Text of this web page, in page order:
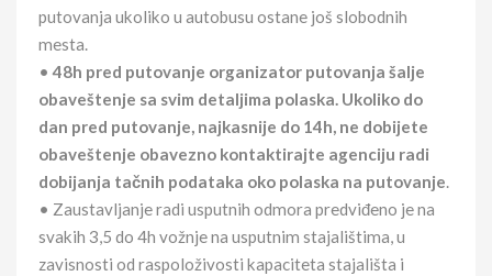
putovanja ukoliko u autobusu ostane još slobodnih
mesta.
•48h pred putovanje organizator putovanja šalje
obaveštenje sa svim detaljima polaska. Ukoliko do
dan pred putovanje, najkasnije do 14h, ne dobijete
obaveštenje obavezno kontaktirajte agenciju radi
dobijanja tačnih podataka oko polaska na putovanje.
• Zaustavljanje radi usputnih odmora predviđeno je na
svakih 3,5 do 4h vožnje na usputnim stajalištima, u
zavisnosti od raspoloživosti kapaciteta stajališta i